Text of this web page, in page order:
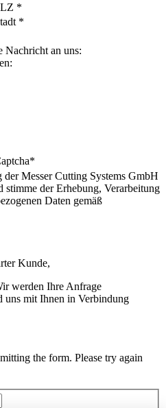
*
*
Nachricht an uns:
*
Messer Cutting Systems GmbH
der Erhebung, Verarbeitung
Daten gemäß
Kunde,
werden Ihre Anfrage
uns mit Ihnen in Verbindung
the form. Please try again